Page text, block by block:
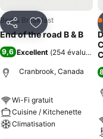
PartagerAjouter à mes
Bed & Breakfast
End of the road B & B
9,6 Excellent (254
Cranbrook, Canada
Wi-Fi gratuit
Cuisine / Kitchenette
Climatisation
3